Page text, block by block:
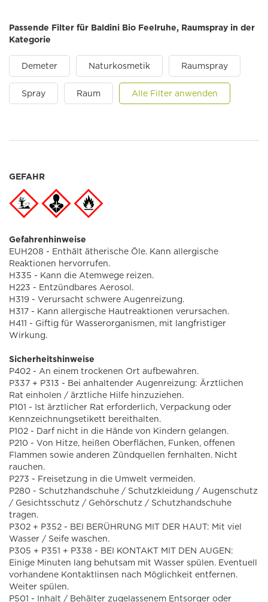
Passende Filter für Baldini Bio Feelruhe, Raumspray in der
Kategorie
Demeter Naturkosmetik Raumspray
Spray Raum Alle Filter anwenden
GEFAHR
Gefahrenhinweise
EUH208 - Enthält ätherische Öle. Kann allergische
Reaktionen hervorrufen.
H335 - Kann die Atemwege reizen.
H223 - Entzündbares Aerosol.
H319 - Verursacht schwere Augenreizung.
H317 - Kann allergische Hautreaktionen verursachen.
H411 - Giftig für Wasserorganismen, mit langfristiger
Wirkung.
Sicherheitshinweise
P402 - An einem trockenen Ort aufbewahren.
P337 + P313 - Bei anhaltender Augenreizung: Ärztlichen
Rat einholen / ärztliche Hilfe hinzuziehen.
P101 - Ist ärztlicher Rat erforderlich, Verpackung oder
Kennzeichnungsetikett bereithalten.
P102 - Darf nicht in die Hände von Kindern gelangen.
P210 - Von Hitze, heißen Oberflächen, Funken, offenen
Flammen sowie anderen Zündquellen fernhalten. Nicht
rauchen.
P273 - Freisetzung in die Umwelt vermeiden.
P280 - Schutzhandschuhe / Schutzkleidung / Augenschutz
/ Gesichtsschutz / Gehörschutz / Schutzhandschuhe
tragen.
P302 + P352 - BEI BERÜHRUNG MIT DER HAUT: Mit viel
Wasser / Seife waschen.
P305 + P351 + P338 - BEI KONTAKT MIT DEN AUGEN:
Einige Minuten lang behutsam mit Wasser spülen. Eventuell
vorhandene Kontaktlinsen nach Möglichkeit entfernen.
Weiter spülen.
P501 - Inhalt / Behälter zugelassenem Entsorger oder